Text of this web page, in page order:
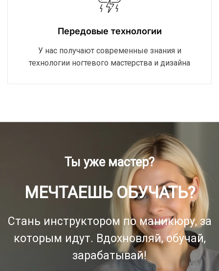
Передовые технологии
У нас получают современные знания и
технологии ногтевого мастерства и дизайна
Ты уже мастер?
МЕЧТАЕШЬ ОБУЧАТЬ?
Стань инструктором по маникюру, за
которым идут. Вдохновляй, обучай,
зарабатывай!